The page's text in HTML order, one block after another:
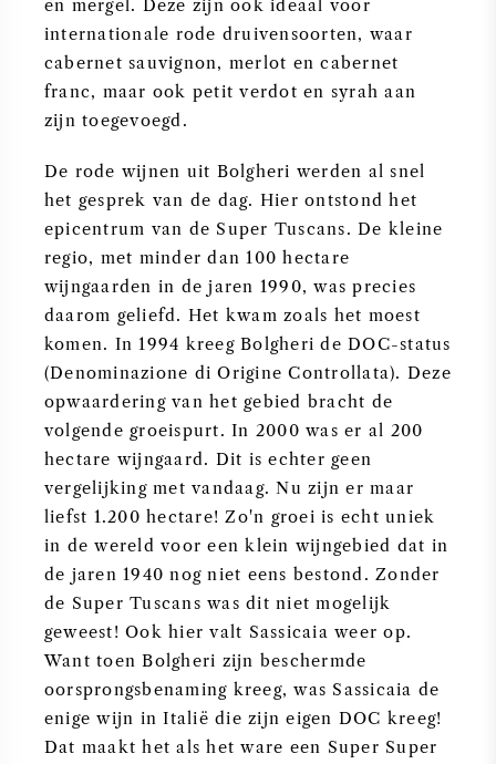
en mergel. Deze zijn ook ideaal voor
internationale rode druivensoorten, waar
cabernet sauvignon, merlot en cabernet
franc, maar ook petit verdot en syrah aan
zijn toegevoegd.
De rode wijnen uit Bolgheri werden al snel
het gesprek van de dag. Hier ontstond het
epicentrum van de Super Tuscans. De kleine
regio, met minder dan 100 hectare
wijngaarden in de jaren 1990, was precies
daarom geliefd. Het kwam zoals het moest
komen. In 1994 kreeg Bolgheri de DOC-status
(Denominazione di Origine Controllata). Deze
opwaardering van het gebied bracht de
volgende groeispurt. In 2000 was er al 200
hectare wijngaard. Dit is echter geen
vergelijking met vandaag. Nu zijn er maar
liefst 1.200 hectare! Zo'n groei is echt uniek
in de wereld voor een klein wijngebied dat in
de jaren 1940 nog niet eens bestond. Zonder
de Super Tuscans was dit niet mogelijk
geweest! Ook hier valt Sassicaia weer op.
Want toen Bolgheri zijn beschermde
oorsprongsbenaming kreeg, was Sassicaia de
enige wijn in Italië die zijn eigen DOC kreeg!
Dat maakt het als het ware een Super Super